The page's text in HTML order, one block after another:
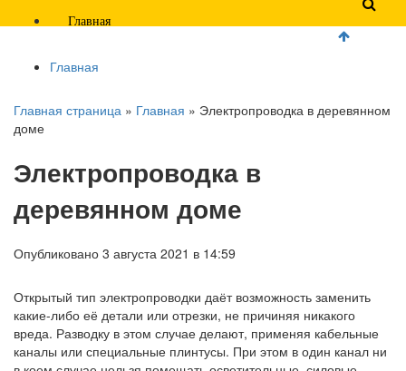
Главная
Главная
Главная страница » Главная » Электропроводка в деревянном
доме
Электропроводка в
деревянном доме
Опубликовано 3 августа 2021 в 14:59
Открытый тип электропроводки даёт возможность заменить
какие-либо её детали или отрезки, не причиняя никакого
вреда. Разводку в этом случае делают, применяя кабельные
каналы или специальные плинтусы. При этом в один канал ни